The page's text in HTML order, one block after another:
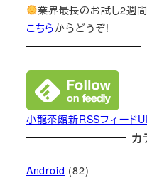
業界最長のお試し2週
こちらからどうぞ!
小龍茶館新RSSフィード
カ
Android (82)